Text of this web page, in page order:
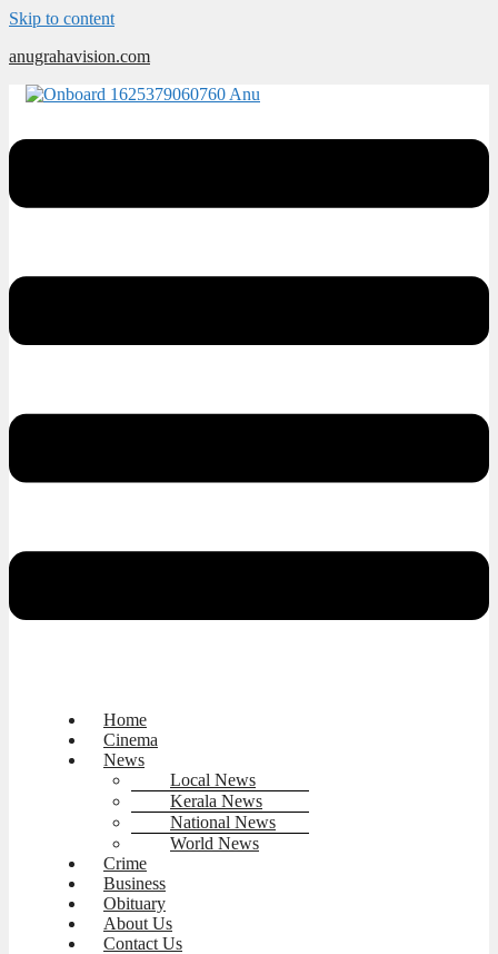
Skip to content
anugrahavision.com
Home
Cinema
News
Local News
Kerala News
National News
World News
Crime
Business
Obituary
About Us
Contact Us